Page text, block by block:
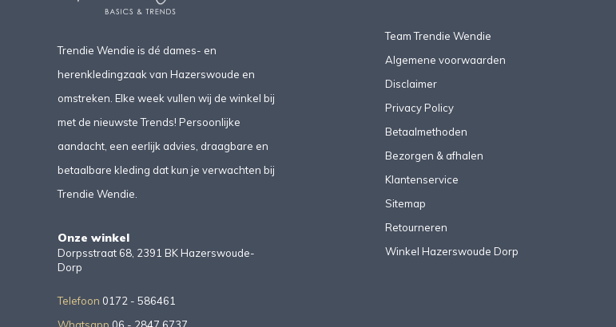
Trendie Wendie is dé dames- en
herenkledingzaak van Hazerswoude en
omstreken. Elke week vullen wij de winkel bij
met de nieuwste Trends! Persoonlijke
aandacht, een eerlijk advies, draagbare en
betaalbare kleding dat kun je verwachten bij
Trendie Wendie.
Onze winkel
Dorpsstraat 68, 2391 BK Hazerswoude-
Dorp
Telefoon 0172 - 586461
Team Trendie Wendie
Algemene voorwaarden
Disclaimer
Privacy Policy
Betaalmethoden
Bezorgen & afhalen
Klantenservice
Sitemap
Retourneren
Winkel Hazerswoude Dorp